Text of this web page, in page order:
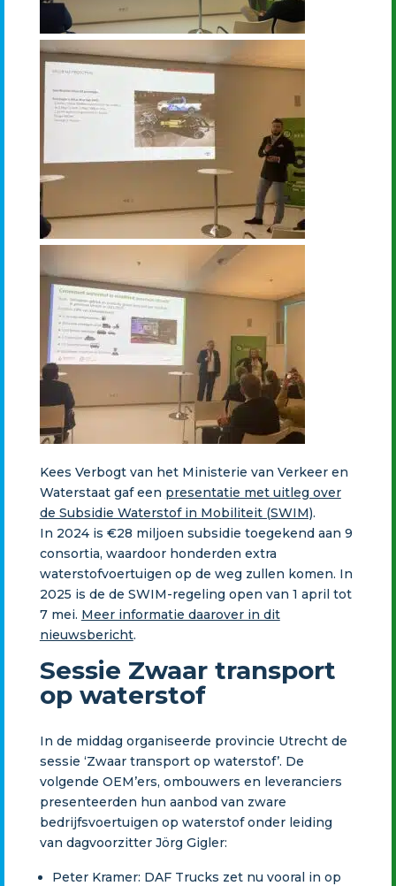
Kees Verbogt van het Ministerie van Verkeer en
Waterstaat gaf een presentatie met uitleg over
de Subsidie Waterstof in Mobiliteit (SWIM).
In 2024 is €28 miljoen subsidie toegekend aan 9
consortia, waardoor honderden extra
waterstofvoertuigen op de weg zullen komen. In
2025 is de de SWIM-regeling open van 1 april tot
7 mei. Meer informatie daarover in dit
nieuwsbericht.
Sessie Zwaar transport
op waterstof
In de middag organiseerde provincie Utrecht de
sessie ‘Zwaar transport op waterstof’. De
volgende OEM’ers, ombouwers en leveranciers
presenteerden hun aanbod van zware
bedrijfsvoertuigen op waterstof onder leiding
van dagvoorzitter Jörg Gigler:
Peter Kramer: DAF Trucks zet nu vooral in op